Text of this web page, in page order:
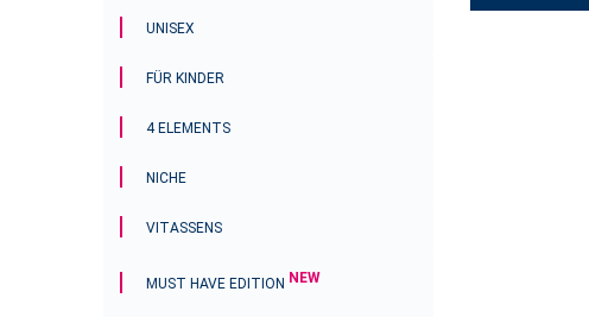
UNISEX
FÜR KINDER
4 ELEMENTS
NICHE
VITASSENS
MUST HAVE EDITION NEW